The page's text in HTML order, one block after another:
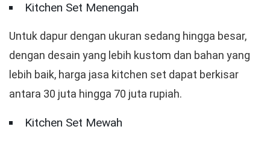
Kitchen Set Menengah
Untuk dapur dengan ukuran sedang hingga besar,
dengan desain yang lebih kustom dan bahan yang
lebih baik, harga jasa kitchen set dapat berkisar
antara 30 juta hingga 70 juta rupiah.
Kitchen Set Mewah